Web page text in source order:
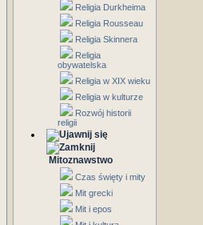
Religia Durkheima
Religia Rousseau
Religia Skinnera
Religia
obywatelska
Religia w XIX wieku
Religia w kulturze
Rozwój historii
religii
Mitoznawstwo
Czas święty i mity
Mit grecki
Mit i epos